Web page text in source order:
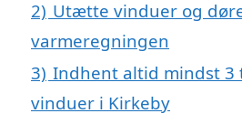
2) Utætte vinduer og
varmeregningen
3) Indhent altid mindst 3
vinduer i Kirkeby